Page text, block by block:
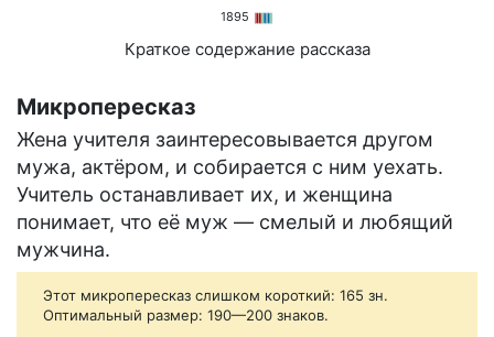
1895
Краткое содержание рассказа
Микропересказ
Жена учителя заинтересовывается другом
мужа, актёром, и собирается с ним уехать.
Учитель останавливает их, и женщина
понимает, что её муж — смелый и любящий
мужчина.
Этот микропересказ слишком короткий: 165 зн.
Оптимальный размер: 190—200 знаков.